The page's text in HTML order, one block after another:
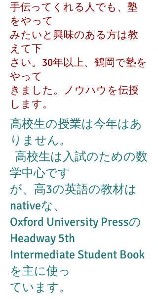
手伝ってくれる人でも、塾
をやって
みたいと興味のある方は教
えて下
さい。30年以上、鶴岡で塾を
やって
きました。ノウハウを伝授
します。
​高校生の授業は今年はあ
りません。
高校生は入試のための数
学中心です
が、高3の英語の教材は
nativeな、
Oxford University Pressの
Headway 5th
Intermediate Student Book
を主に使っ
ています。